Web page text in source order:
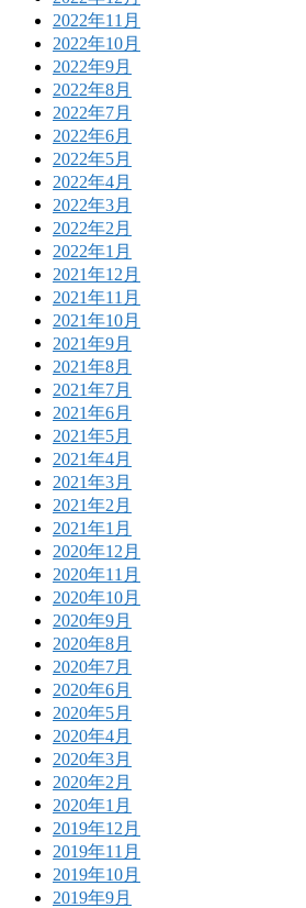
2022年11月
2022年10月
2022年9月
2022年8月
2022年7月
2022年6月
2022年5月
2022年4月
2022年3月
2022年2月
2022年1月
2021年12月
2021年11月
2021年10月
2021年9月
2021年8月
2021年7月
2021年6月
2021年5月
2021年4月
2021年3月
2021年2月
2021年1月
2020年12月
2020年11月
2020年10月
2020年9月
2020年8月
2020年7月
2020年6月
2020年5月
2020年4月
2020年3月
2020年2月
2020年1月
2019年12月
2019年11月
2019年10月
2019年9月